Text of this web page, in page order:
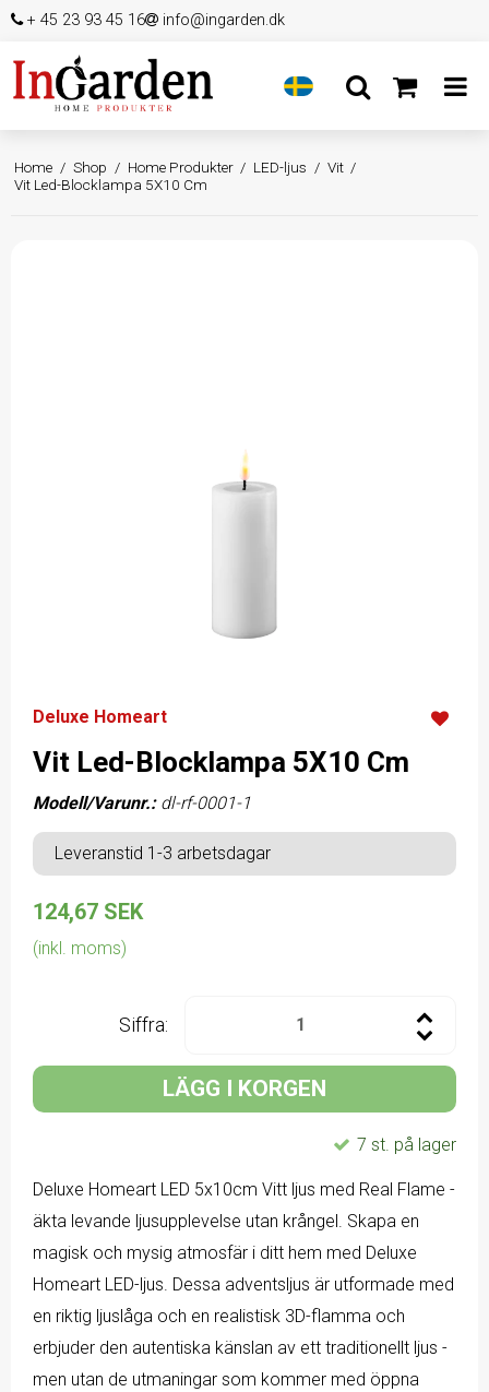
+ 45 23 93 45 16 info@ingarden.dk
Home / Shop / Home Produkter / LED-ljus / Vit /
Vit Led-Blocklampa 5X10 Cm
Deluxe Homeart
Vit Led-Blocklampa 5X10 Cm
Modell/Varunr.: dl-rf-0001-1
Leveranstid 1-3 arbetsdagar
124,67 SEK
(inkl. moms)
Siffra:
LÄGG I KORGEN
7 st. på lager
Deluxe Homeart LED 5x10cm Vitt ljus med Real Flame -
äkta levande ljusupplevelse utan krångel. Skapa en
magisk och mysig atmosfär i ditt hem med Deluxe
Homeart LED-ljus. Dessa adventsljus är utformade med
en riktig ljuslåga och en realistisk 3D-flamma och
erbjuder den autentiska känslan av ett traditionellt ljus -
men utan de utmaningar som kommer med öppna